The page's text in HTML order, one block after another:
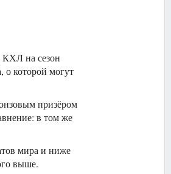
КХЛ на сезон
о которой могут
призёром
в том же
мира и ниже
выше.